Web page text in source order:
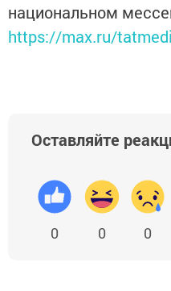
национальном
https://max.ru/
Оставляйте
0 0 0